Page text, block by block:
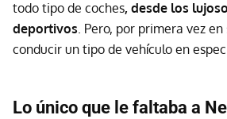
todo tipo de coches, desde los
deportivos. Pero, por primera vez
conducir un tipo de vehículo en
Lo único que le faltaba a